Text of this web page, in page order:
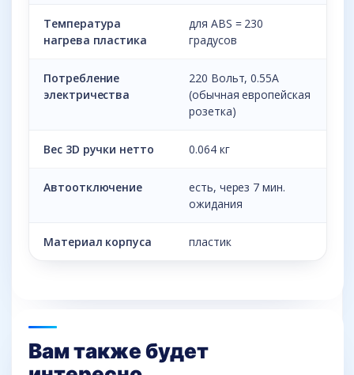
Температура
нагрева пластика
для ABS = 230
градусов
Потребление
электричества
220 Вольт, 0.55A
(обычная европейская
розетка)
Вес 3D ручки нетто 0.064 кг
Автоотключение
есть, через 7 мин.
ожидания
Материал корпуса пластик
Вам также будет